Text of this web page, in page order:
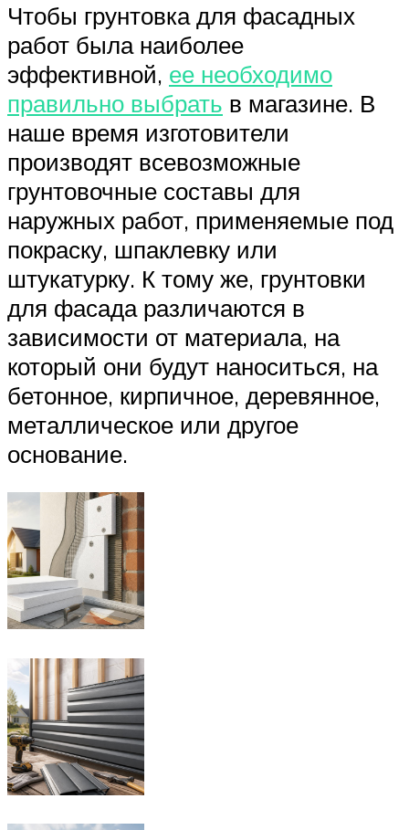
Чтобы грунтовка для фасадных
работ была наиболее
эффективной, ее необходимо
правильно выбрать в магазине. В
наше время изготовители
производят всевозможные
грунтовочные составы для
наружных работ, применяемые под
покраску, шпаклевку или
штукатурку. К тому же, грунтовки
для фасада различаются в
зависимости от материала, на
который они будут наноситься, на
бетонное, кирпичное, деревянное,
металлическое или другое
основание.